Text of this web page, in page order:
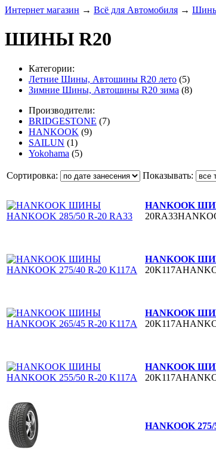
Интернет магазин → Всё для Автомобиля → Шины
ШИНЫ R20
Категории:
Летние Шины, Автошины R20 лето (5)
Зимние Шины, Автошины R20 зима (8)
Производители:
BRIDGESTONE (7)
HANKOOK (9)
SAILUN (1)
Yokohama (5)
Сортировка: Показывать:
HANKOOK
HANKOOK
HANKOOK
HANKOOK
HANKOOK 275/